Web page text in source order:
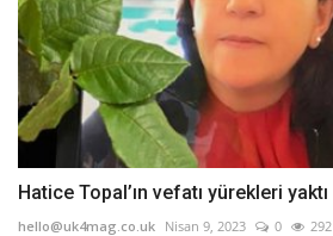
Hatice Topal’ın vefatı yürekleri yaktı
hello@uk4mag.co.uk Nisan 9, 2023 0 292